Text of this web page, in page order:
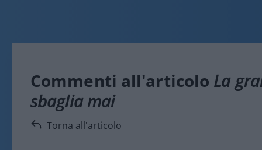
Commenti all'articolo La
sbaglia mai
Torna all'articolo